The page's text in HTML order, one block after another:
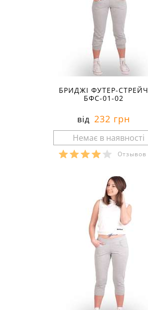
БРИДЖІ ФУТЕР-СТРЕЙЧ
БФС-01-02
від 232 грн
Отзывов